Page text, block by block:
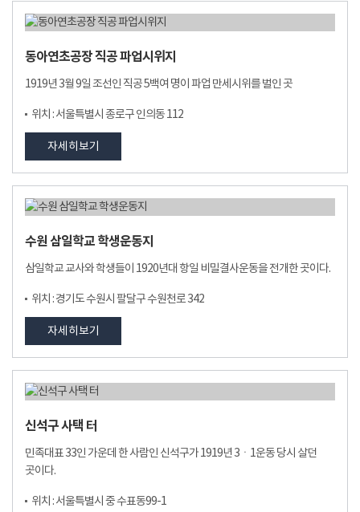
동아연초공장 직공 파업시위지
1919년 3월 9일 조선인 직공 5백여 명이 파업 만세시위를 벌인 곳
위치 : 서울특별시 종로구 인의동 112
자세히보기
수원 삼일학교 학생운동지
삼일학교 교사와 학생들이 1920년대 항일 비밀결사운동을 전개한 곳이다.
위치 : 경기도 수원시 팔달구 수원천로 342
자세히보기
신석구 사택 터
민족대표 33인 가운데 한 사람인 신석구가 1919년 3ㆍ1운동 당시 살던
곳이다.
위치 : 서울특별시 중 수표동99-1